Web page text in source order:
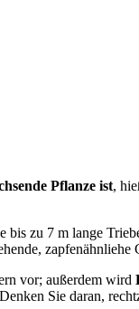
Pflanze ist,
bis zu 7 m lange
zapfenähnliehe
vor; außerdem wird
Sie daran,